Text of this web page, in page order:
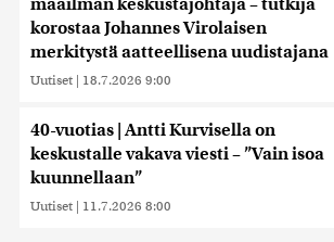
maailman keskustajohtaja – tutkija
korostaa Johannes Virolaisen
merkitystä aatteellisena uudistajana
Uutiset | 18.7.2026 9:00
40-vuotias | Antti Kurvisella on
keskustalle vakava viesti – ”Vain isoa
kuunnellaan”
Uutiset | 11.7.2026 8:00